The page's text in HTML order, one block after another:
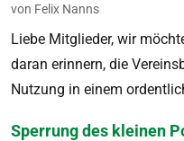
von Felix Nanns
Liebe Mit­glieder, wir
daran erin­nern, die
Nutzung in einem
Sperrung des kleinen